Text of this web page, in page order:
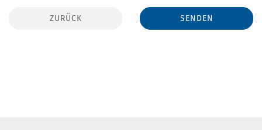
ZURÜCK SENDEN